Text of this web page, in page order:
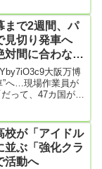
麻被告に責任転嫁
ました。起訴状な
まで2週間、パ
見切り発車へ
対間に合わな
大阪万博
”へ…現場作業員が
って、47カ国が出
期間中も工事を進
ったのか、2月から
校が「アイドル
ぶ「強化クラ
活動へ